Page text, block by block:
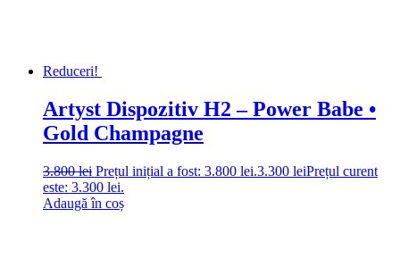
Reduceri!
Artyst Dispozitiv H2 – Power Babe •
Gold Champagne
3.800lei Prețul inițial a fost: 3.800 lei.3.300 leiPrețul curent
este: 3.300 lei.
Adaugă în coș